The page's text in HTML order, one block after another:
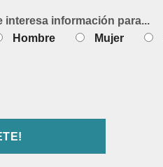
interesa información para...
Hombre
Mujer